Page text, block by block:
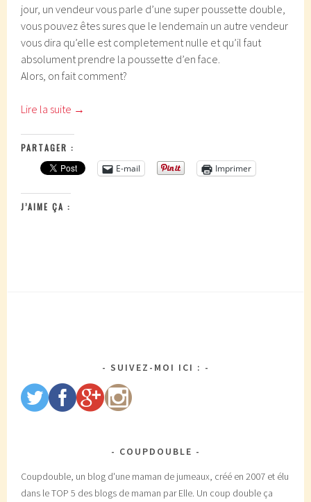
jour, un vendeur vous parle d’une super poussette double,
vous pouvez êtes sures que le lendemain un autre vendeur
vous dira qu’elle est completement nulle et qu’il faut
absolument prendre la poussette d’en face.
Alors, on fait comment?
Lire la suite →
PARTAGER :
E-mail
Imprimer
J’AIME ÇA :
SUIVEZ-MOI ICI :
COUPDOUBLE
Coupdouble, un blog d'une maman de jumeaux, créé en 2007 et élu
dans le TOP 5 des blogs de maman par Elle. Un coup double ça